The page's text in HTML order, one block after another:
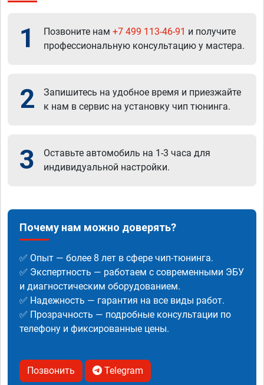
1 Позвоните нам +7 499 113-46-91 и получите
профессиональную консультацию у мастера.
2
Запишитесь на удобное время и приезжайте
к нам в сервис на установку чип тюнинга.
3
Оставьте автомобиль на 1-3 часа для
индивидуальной настройки.
Почему нам можно доверять?
✅ Опыт — более 8 лет в сфере чип-тюнинга.
✅ Экспертность — работаем с современными ЭБУ
и диагностическим оборудованием.
✅ Надежность — гарантия на все виды работ.
✅ Прозрачность — подробные консультации по
телефону и фиксированные цены.
Позвонить Telegram